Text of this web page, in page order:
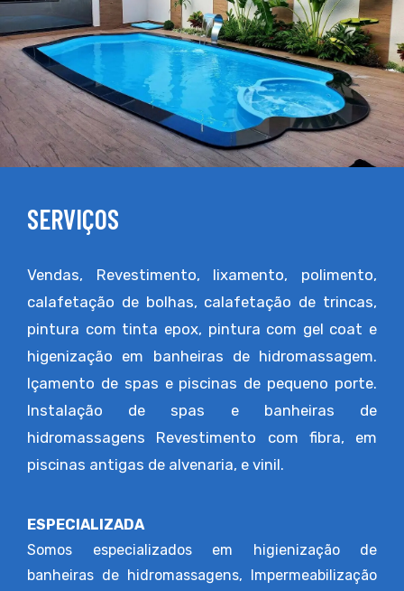
SERVIÇOS
Vendas, Revestimento, lixamento, polimento,
calafetação de bolhas, calafetação de trincas,
pintura com tinta epox, pintura com gel coat e
higenização em banheiras de hidromassagem.
Içamento de spas e piscinas de pequeno porte.
Instalação de spas e banheiras de
hidromassagens Revestimento com fibra, em
piscinas antigas de alvenaria, e vinil.
ESPECIALIZADA
Somos especializados em higienização de
banheiras de hidromassagens, Impermeabilização